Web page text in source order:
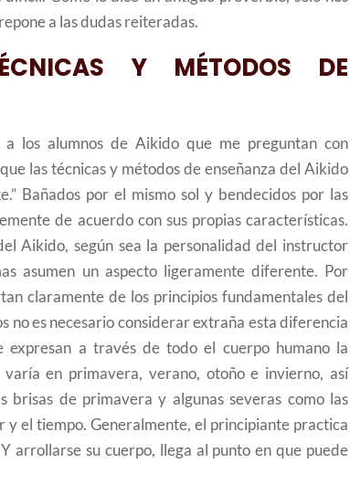
a las dudas reiteradas.
Y MÉTODOS DE
los alumnos de Aikido que me preguntan con
las técnicas y métodos de enseñanza del Aikido
Bañados por el mismo sol y bendecidos por las
de acuerdo con sus propias características.
Aikido, según sea la personalidad del instructor
asumen un aspecto ligeramente diferente. Por
claramente de los principios fundamentales del
no es necesario considerar extraña esta diferencia
a través de todo el cuerpo humano la
en primavera, verano, otoño e invierno, así
brisas de primavera y algunas severas como las
el tiempo. Generalmente, el principiante practica
arrollarse su cuerpo, llega al punto en que puede